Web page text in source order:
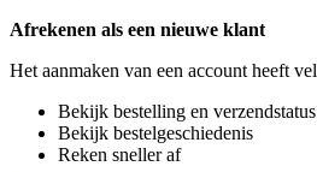
Afrekenen als een nieuwe klant
Het aanmaken van een account heeft
Bekijk bestelling en verzendstatus
Bekijk bestelgeschiedenis
Reken sneller af